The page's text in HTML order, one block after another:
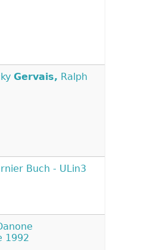
Gervais, Ralph
Buch - ULin3
1992